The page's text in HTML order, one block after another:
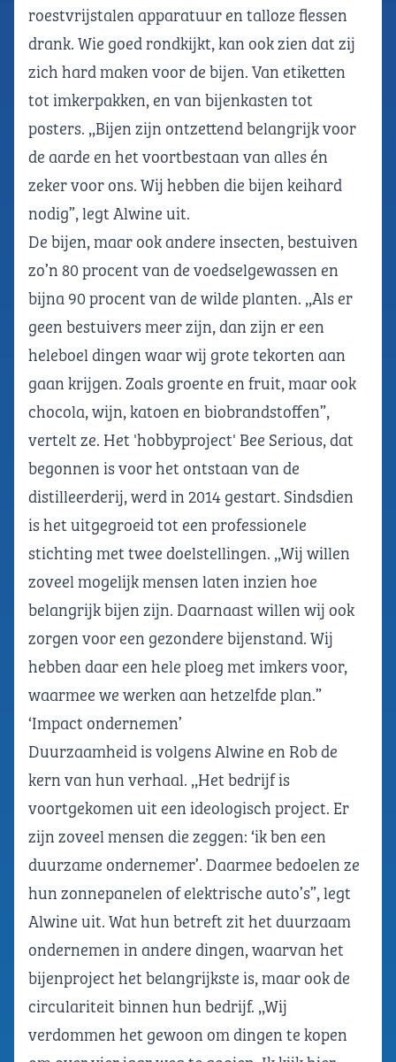
roestvrijstalen apparatuur en talloze flessen
drank. Wie goed rondkijkt, kan ook zien dat zij
zich hard maken voor de bijen. Van etiketten
tot imkerpakken, en van bijenkasten tot
posters. ,,Bijen zijn ontzettend belangrijk voor
de aarde en het voortbestaan van alles én
zeker voor ons. Wij hebben die bijen keihard
nodig”, legt Alwine uit.
De bijen, maar ook andere insecten, bestuiven
zo’n 80 procent van de voedselgewassen en
bijna 90 procent van de wilde planten. ,,Als er
geen bestuivers meer zijn, dan zijn er een
heleboel dingen waar wij grote tekorten aan
gaan krijgen. Zoals groente en fruit, maar ook
chocola, wijn, katoen en biobrandstoffen”,
vertelt ze. Het 'hobbyproject' Bee Serious, dat
begonnen is voor het ontstaan van de
distilleerderij, werd in 2014 gestart. Sindsdien
is het uitgegroeid tot een professionele
stichting met twee doelstellingen. ,,Wij willen
zoveel mogelijk mensen laten inzien hoe
belangrijk bijen zijn. Daarnaast willen wij ook
zorgen voor een gezondere bijenstand. Wij
hebben daar een hele ploeg met imkers voor,
waarmee we werken aan hetzelfde plan.”
‘Impact ondernemen’
Duurzaamheid is volgens Alwine en Rob de
kern van hun verhaal. ,,Het bedrijf is
voortgekomen uit een ideologisch project. Er
zijn zoveel mensen die zeggen: ‘ik ben een
duurzame ondernemer’. Daarmee bedoelen ze
hun zonnepanelen of elektrische auto’s”, legt
Alwine uit. Wat hun betreft zit het duurzaam
ondernemen in andere dingen, waarvan het
bijenproject het belangrijkste is, maar ook de
circulariteit binnen hun bedrijf. ,,Wij
verdommen het gewoon om dingen te kopen